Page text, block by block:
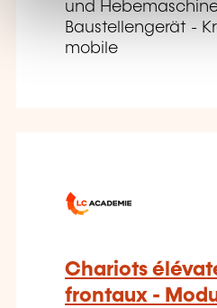
und
Baustellengerät -
mobile
Chariots
frontaux -